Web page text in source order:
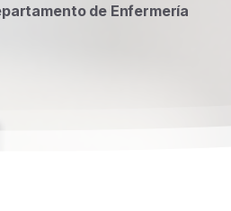
de Enfermería